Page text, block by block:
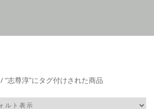
/ “志尊淳”にタグ付けされた商品